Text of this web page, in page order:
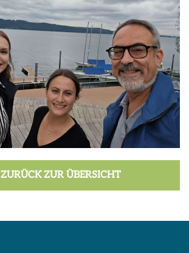
ZURÜCK ZUR ÜBERSICHT